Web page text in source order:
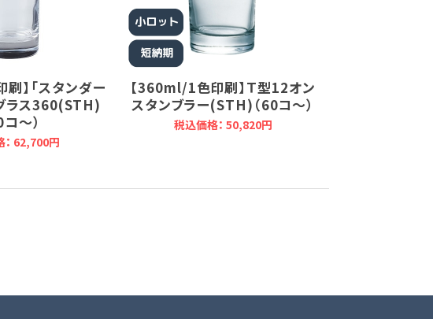
】「スタンダー
ラス360(STH)
コ～）
62,700円
【360ml/1色印刷】Ｔ型12オン
スタンブラー(STH)（60コ～）
税込価格： 50,820円